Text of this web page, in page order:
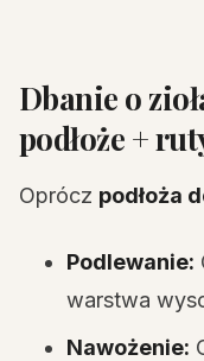
Dbanie o
podłoże +
Oprócz podłoża
Podlewanie:
warstwa
Nawożenie: